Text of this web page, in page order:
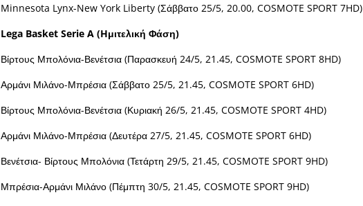
Minnesota Lynx-New York Liberty (Σάββατο 25/5, 20.00, COSMOTE SPORT 7HD)
Lega Basket Serie A (Hμιτελική Φάση)
Βίρτους Μπολόνια-Βενέτσια (Παρασκευή 24/5, 21.45, COSMOTE SPORT 8HD)
Αρμάνι Μιλάνο-Μπρέσια (Σάββατο 25/5, 21.45, COSMOTE SPORT 6HD)
Βίρτους Μπολόνια-Βενέτσια (Κυριακή 26/5, 21.45, COSMOTE SPORT 4HD)
Αρμάνι Μιλάνο-Μπρέσια (Δευτέρα 27/5, 21.45, COSMOTE SPORT 6HD)
Βενέτσια- Βίρτους Μπολόνια (Τετάρτη 29/5, 21.45, COSMOTE SPORT 9HD)
Μπρέσια-Αρμάνι Μιλάνο (Πέμπτη 30/5, 21.45, COSMOTE SPORT 9HD)